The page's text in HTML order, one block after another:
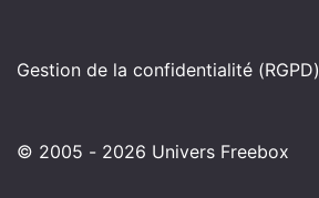
Gestion de la confidentialité (RGPD)
© 2005 - 2026 Univers Freebox